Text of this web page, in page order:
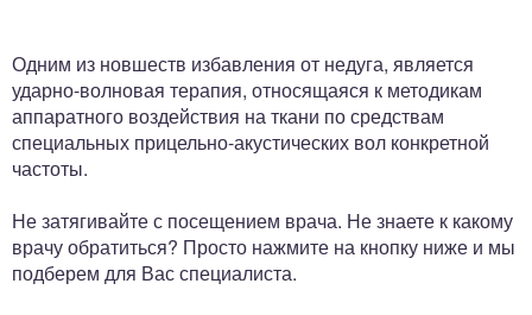
Одним из новшеств избавления от недуга, является
ударно-волновая терапия, относящаяся к методикам
аппаратного воздействия на ткани по средствам
специальных прицельно-акустических вол конкретной
частоты.
Не затягивайте с посещением врача. Не знаете к какому
врачу обратиться? Просто нажмите на кнопку ниже и мы
подберем для Вас специалиста.